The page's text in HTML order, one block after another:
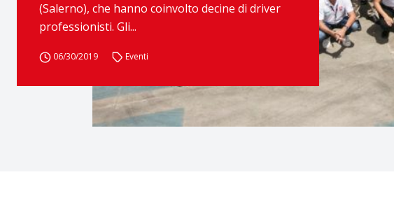
(Salerno), che hanno coinvolto decine di driver
professionisti. Gli...
06/30/2019 Eventi